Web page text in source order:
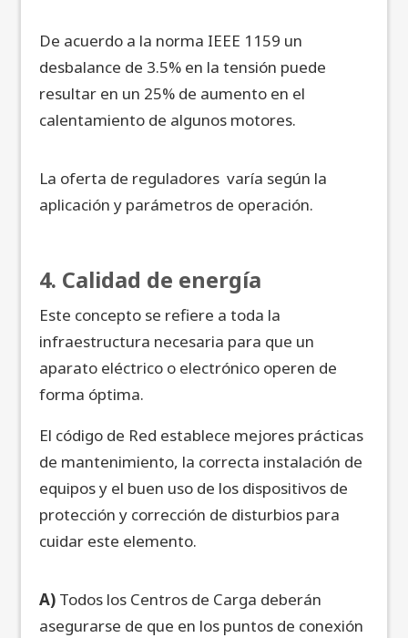
De acuerdo a la norma IEEE 1159 un
desbalance de 3.5% en la tensión puede
resultar en un 25% de aumento en el
calentamiento de algunos motores.
La oferta de reguladores varía según la
aplicación y parámetros de operación.
4. Calidad de energía
Este concepto se refiere a toda la
infraestructura necesaria para que un
aparato eléctrico o electrónico operen de
forma óptima.
El código de Red establece mejores prácticas
de mantenimiento, la correcta instalación de
equipos y el buen uso de los dispositivos de
protección y corrección de disturbios para
cuidar este elemento.
A) Todos los Centros de Carga deberán
asegurarse de que en los puntos de conexión